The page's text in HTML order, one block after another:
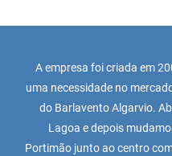
A empresa foi criada em
uma necessidade no
do Barlavento Algarvio.
Lagoa e depois
Portimão junto ao centro